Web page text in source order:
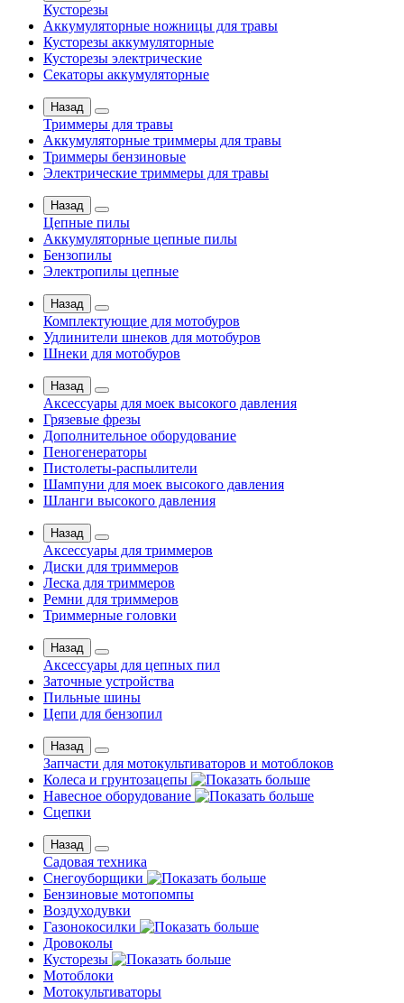
Кусторезы
Аккумуляторные ножницы для травы
Кусторезы аккумуляторные
Кусторезы электрические
Секаторы аккумуляторные
Назад
Триммеры для травы
Аккумуляторные триммеры для травы
Триммеры бензиновые
Электрические триммеры для травы
Назад
Цепные пилы
Аккумуляторные цепные пилы
Бензопилы
Электропилы цепные
Назад
Комплектующие для мотобуров
Удлинители шнеков для мотобуров
Шнеки для мотобуров
Назад
Аксессуары для моек высокого давления
Грязевые фрезы
Дополнительное оборудование
Пеногенераторы
Пистолеты-распылители
Шампуни для моек высокого давления
Шланги высокого давления
Назад
Аксессуары для триммеров
Диски для триммеров
Леска для триммеров
Ремни для триммеров
Триммерные головки
Назад
Аксессуары для цепных пил
Заточные устройства
Пильные шины
Цепи для бензопил
Назад
Запчасти для мотокультиваторов и мотоблоков
Колеса и грунтозацепы
Навесное оборудование
Сцепки
Назад
Садовая техника
Снегоуборщики
Бензиновые мотопомпы
Воздуходувки
Газонокосилки
Дровоколы
Кусторезы
Мотоблоки
Мотокультиваторы